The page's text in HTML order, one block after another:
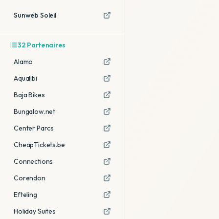
Sunweb Soleil
32 Partenaires
Alamo
Aqualibi
Baja Bikes
Bungalow.net
Center Parcs
CheapTickets.be
Connections
Corendon
Efteling
Holiday Suites